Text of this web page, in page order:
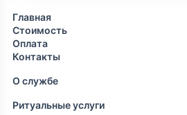
Главная
Стоимость
Оплата
Контакты
О службе
Ритуальные услуги